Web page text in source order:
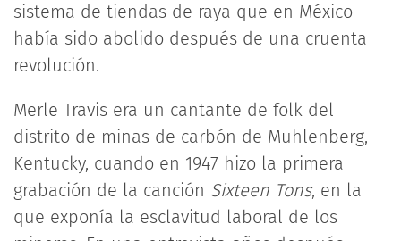
sistema de tiendas de raya que en México
había sido abolido después de una cruenta
revolución.
Merle Travis era un cantante de folk del
distrito de minas de carbón de Muhlenberg,
Kentucky, cuando en 1947 hizo la primera
grabación de la canción Sixteen Tons, en la
que exponía la esclavitud laboral de los